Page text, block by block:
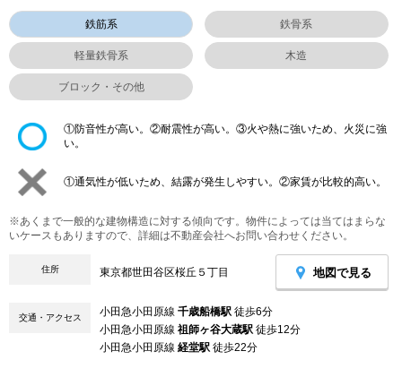
鉄筋系 鉄骨系
軽量鉄骨系 木造
ブロック・その他
①防音性が高い。②耐震性が高い。③火や熱に強いため、火災に強
い。
①通気性が低いため、結露が発生しやすい。②家賃が比較的高い。
※あくまで一般的な建物構造に対する傾向です。物件によっては当てはまらな
いケースもありますので、詳細は不動産会社へお問い合わせください。
住所 東京都世田谷区桜丘５丁目 地図で見る
交通・アクセス 小田急小田原線 千歳船橋駅 徒歩6分
小田急小田原線 祖師ヶ谷大蔵駅 徒歩12分
小田急小田原線 経堂駅 徒歩22分